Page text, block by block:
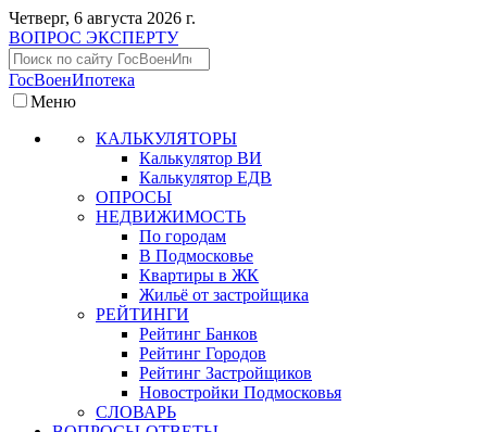
Четверг, 6 августа 2026 г.
ВОПРОС ЭКСПЕРТУ
ГосВоенИпотека
Меню
КАЛЬКУЛЯТОРЫ
Калькулятор ВИ
Калькулятор ЕДВ
ОПРОСЫ
НЕДВИЖИМОСТЬ
По городам
В Подмосковье
Квартиры в ЖК
Жильё от застройщика
РЕЙТИНГИ
Рейтинг Банков
Рейтинг Городов
Рейтинг Застройщиков
Новостройки Подмосковья
СЛОВАРЬ